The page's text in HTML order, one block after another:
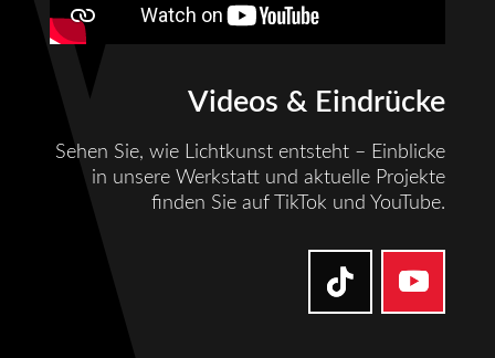
Videos & Eindrücke
Sehen Sie, wie Lichtkunst entsteht – Einblicke
in unsere Werkstatt und aktuelle Projekte
finden Sie auf TikTok und YouTube.